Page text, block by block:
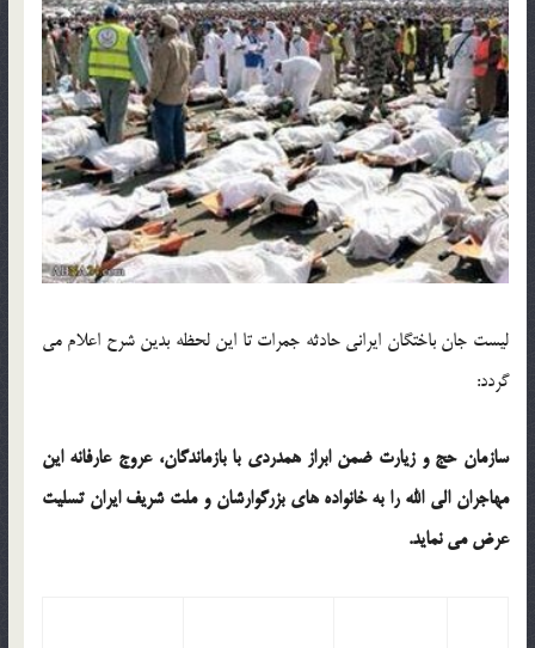
لیست جان باختگان ایرانی حادثه جمرات تا این لحظه بدین شرح اعلام می
گردد:
سازمان حج و زیارت ضمن ابراز همدردی با بازماندگان، عروج عارفانه این
مهاجران الی الله را به خانواده های بزرگوارشان و ملت شریف ایران تسلیت
عرض می نماید.